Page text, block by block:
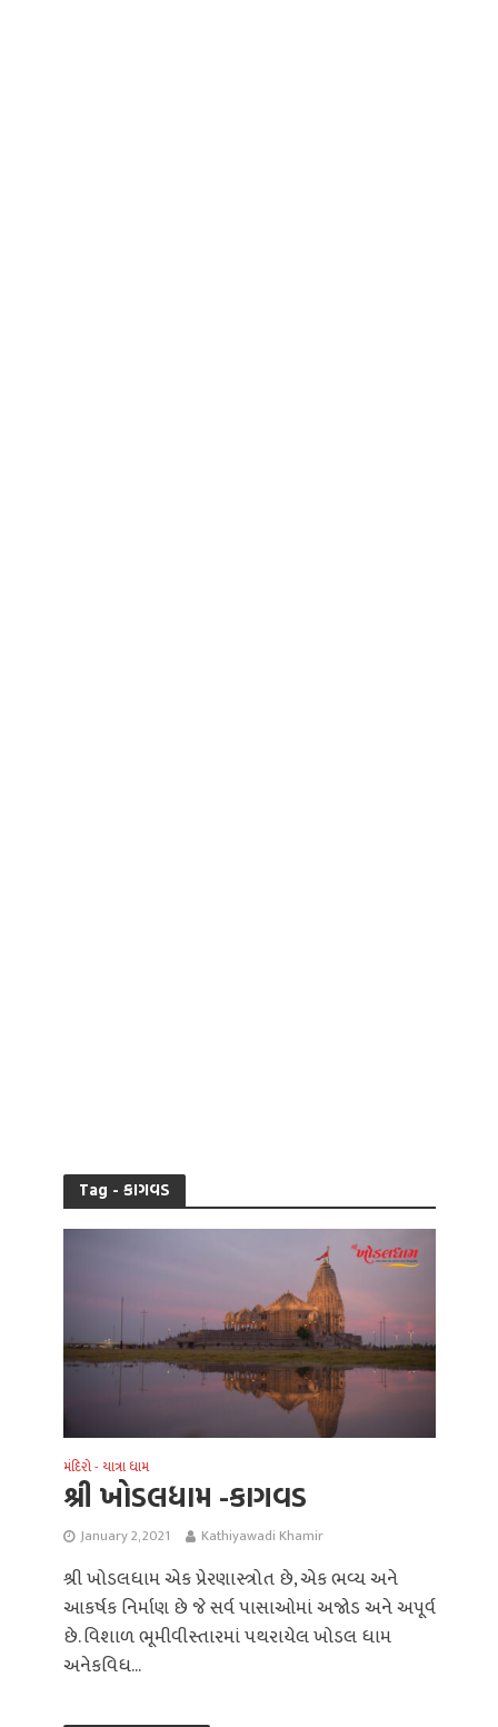
Tag - કાગવડ
મંદિરો - યાત્રા ધામ
શ્રી ખોડલધામ -કાગવડ
January 2, 2021 Kathiyawadi Khamir
શ્રી ખોડલધામ એક પ્રેરણાસ્ત્રોત છે, એક ભવ્ય અને
આકર્ષક નિર્માણ છે જે સર્વ પાસાઓમાં અજોડ અને અપૂર્વ
છે. વિશાળ ભૂમીવીસ્તારમાં પથરાયેલ ખોડલ ધામ
અનેકવિધ...